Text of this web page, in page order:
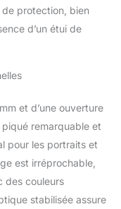
de
images
l’appareil
des
stables,
de
La
tous les
protection, bien
d’un étui de
et d’une ouverture
remarquable et
pour les portraits et
est irréprochable,
des couleurs
stabilisée assure